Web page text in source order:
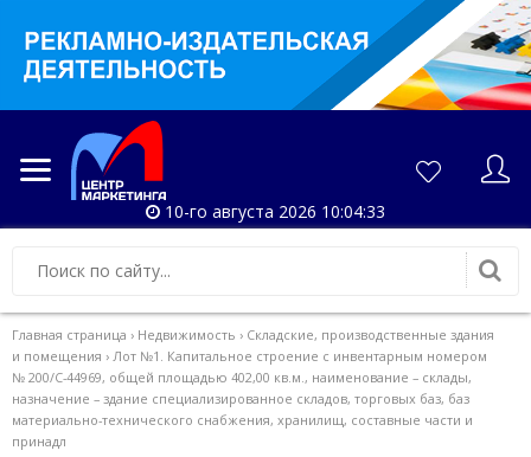
10-го августа 2026 10:04:34
Главная страница › Недвижимость › Складские, производственные здания
и помещения › Лот №1. Капитальное строение с инвентарным номером
№ 200/С-44969, общей площадью 402,00 кв.м., наименование – склады,
назначение – здание специализированное складов, торговых баз, баз
материально-технического снабжения, хранилищ, составные части и
принадл